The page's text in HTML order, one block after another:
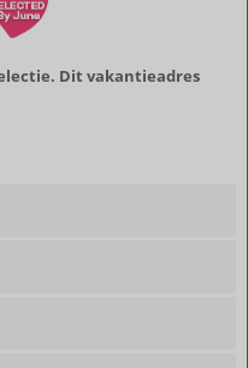
Dit vakantieadres